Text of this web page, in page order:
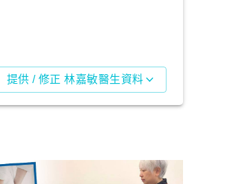
提供 / 修正 林嘉敏醫生資料